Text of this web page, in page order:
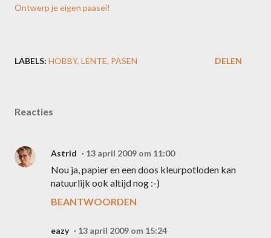
Ontwerp je eigen paasei!
LABELS: HOBBY LENTE PASEN DELEN
Reacties
Astrid 13 april 2009 om 11:00
Nou ja, papier en een doos kleurpotloden kan
natuurlijk ook altijd nog :-)
BEANTWOORDEN
eazy 13 april 2009 om 15:24